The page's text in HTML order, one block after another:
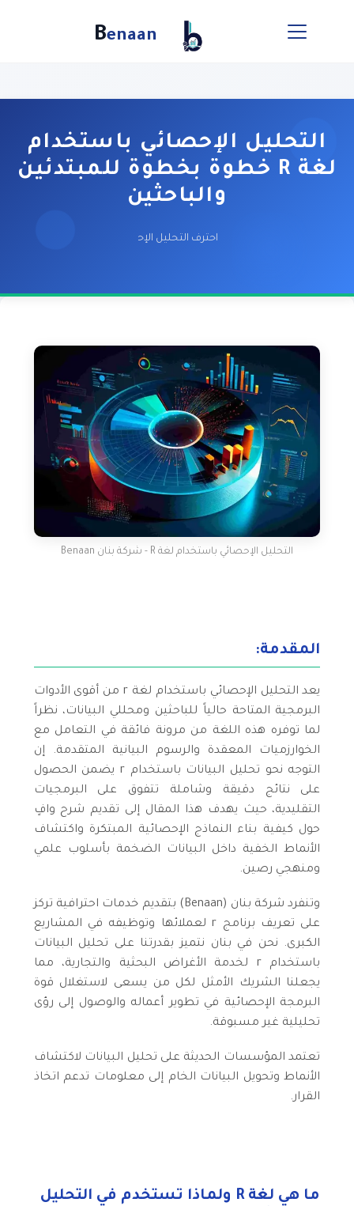
Benaan
التحليل الإحصائي باستخدام
لغة R خطوة بخطوة للمبتدئين
والباحثين
احترف التحليل الإحصائي باستخدام لغة R وأحدث تقنيات المعالجة مع شركة بنان Benaan
التحليل الإحصائي باستخدام لغة R - شركة بنان Benaan
المقدمة:
يعد التحليل الإحصائي باستخدام لغة r من أقوى الأدوات
البرمجية المتاحة حالياً للباحثين ومحللي البيانات، نظراً
لما توفره هذه اللغة من مرونة فائقة في التعامل مع
الخوارزميات المعقدة والرسوم البيانية المتقدمة. إن
التوجه نحو تحليل البيانات باستخدام r يضمن الحصول
على نتائج دقيقة وشاملة تتفوق على البرمجيات
التقليدية، حيث يهدف هذا المقال إلى تقديم شرح وافٍ
حول كيفية بناء النماذج الإحصائية المبتكرة واكتشاف
الأنماط الخفية داخل البيانات الضخمة بأسلوب علمي
ومنهجي رصين.
وتنفرد شركة بنان (Benaan) بتقديم خدمات احترافية تركز
على تعريف برنامج r لعملائها وتوظيفه في المشاريع
الكبرى. نحن في بنان نتميز بقدرتنا على تحليل البيانات
باستخدام r لخدمة الأغراض البحثية والتجارية، مما
يجعلنا الشريك الأمثل لكل من يسعى لاستغلال قوة
البرمجة الإحصائية في تطوير أعماله والوصول إلى رؤى
تحليلية غير مسبوقة.
تعتمد المؤسسات الحديثة على تحليل البيانات لاكتشاف
الأنماط وتحويل البيانات الخام إلى معلومات تدعم اتخاذ
القرار.
ما هي لغة R ولماذا تستخدم في التحليل